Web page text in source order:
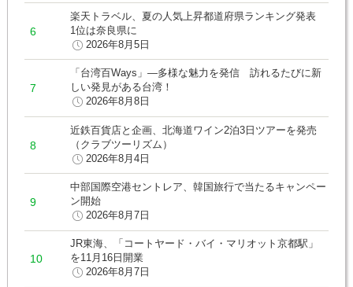
楽天トラベル、夏の人気上昇都道府県ランキング発表
1位は奈良県に
2026年8月5日
「台湾百Ways」―多様な魅力を発信 訪れるたびに新
しい発見がある台湾！
2026年8月8日
近鉄百貨店と企画、北海道ワイン2泊3日ツアーを発売
（クラブツーリズム）
2026年8月4日
中部国際空港セントレア、韓国旅行で当たるキャンペー
ン開始
2026年8月7日
JR東海、「コートヤード・バイ・マリオット京都駅」
を11月16日開業
2026年8月7日